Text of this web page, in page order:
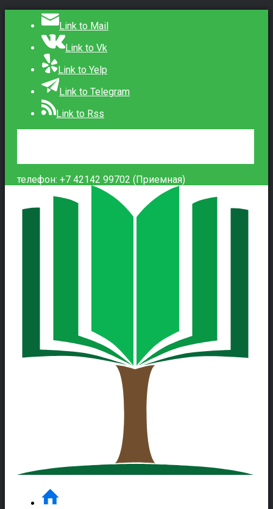
Link to Mail
Link to Vk
Link to Yelp
Link to Telegram
Link to Rss
телефон: +7 42142 99702 (Приемная)